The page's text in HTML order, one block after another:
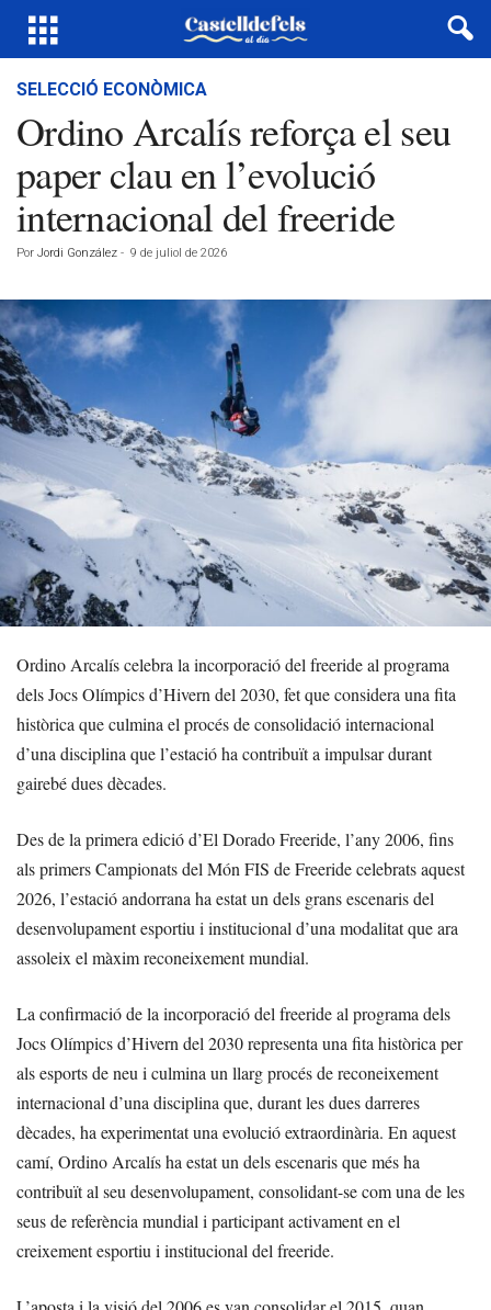
SELECCIÓ ECONÒMICA
Ordino Arcalís reforça el seu
paper clau en l’evolució
internacional del freeride
Por Jordi González - 9 de juliol de 2026
Ordino Arcalís celebra la incorporació del freeride al programa
dels Jocs Olímpics d’Hivern del 2030, fet que considera una fita
històrica que culmina el procés de consolidació internacional
d’una disciplina que l’estació ha contribuït a impulsar durant
gairebé dues dècades.
Des de la primera edició d’El Dorado Freeride, l’any 2006, fins
als primers Campionats del Món FIS de Freeride celebrats aquest
2026, l’estació andorrana ha estat un dels grans escenaris del
desenvolupament esportiu i institucional d’una modalitat que ara
assoleix el màxim reconeixement mundial.
La confirmació de la incorporació del freeride al programa dels
Jocs Olímpics d’Hivern del 2030 representa una fita històrica per
als esports de neu i culmina un llarg procés de reconeixement
internacional d’una disciplina que, durant les dues darreres
dècades, ha experimentat una evolució extraordinària. En aquest
camí, Ordino Arcalís ha estat un dels escenaris que més ha
contribuït al seu desenvolupament, consolidant-se com una de les
seus de referència mundial i participant activament en el
creixement esportiu i institucional del freeride.